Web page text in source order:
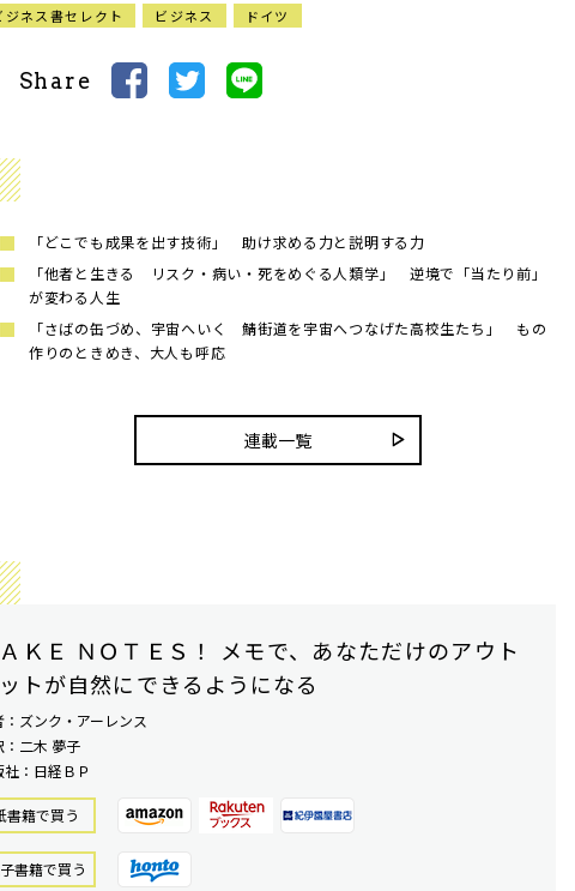
ジネス書セレクト ビジネス ドイツ
Share
「どこでも成果を出す技術」 助け求める力と説明する力
「他者と生きる リスク・病い・死をめぐる人類学」 逆境で「当たり前」
が変わる人生
「さばの缶づめ、宇宙へいく 鯖街道を宇宙へつなげた高校生たち」 もの
作りのときめき、大人も呼応
連載一覧
ＫＥ ＮＯＴＥＳ！ メモで、あなただけのアウト
トが自然にできるようになる
：ズンク・アーレンス
：二木 夢子
社：日経ＢＰ
書籍で買う
書籍で買う